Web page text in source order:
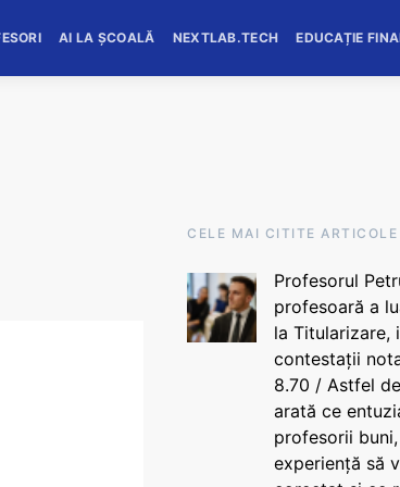
AI LA ȘCOALĂ NEXTLAB.TECH EDUCAȚIE
CELE MAI CITITE ARTICOLE
Profesorul
profesoară a
la Titularizare,
contestații
8.70 / Astfel
arată ce
profesorii
experiență să